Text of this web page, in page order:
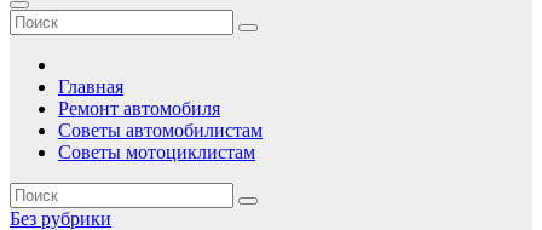
Главная
Ремонт автомобиля
Советы автомобилистам
Советы мотоциклистам
Без рубрики